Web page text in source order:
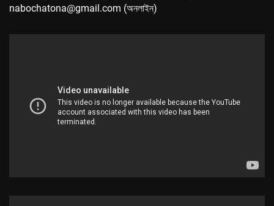
nabochatona@gmail.com (অনলাইন)